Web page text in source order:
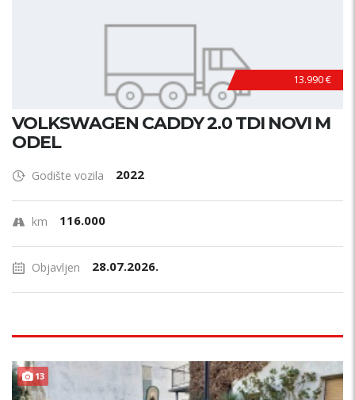
13.990 €
VOLKSWAGEN CADDY 2.0 TDI NOVI M
ODEL
Godište vozila 2022
km 116.000
Objavljen 28.07.2026.
13